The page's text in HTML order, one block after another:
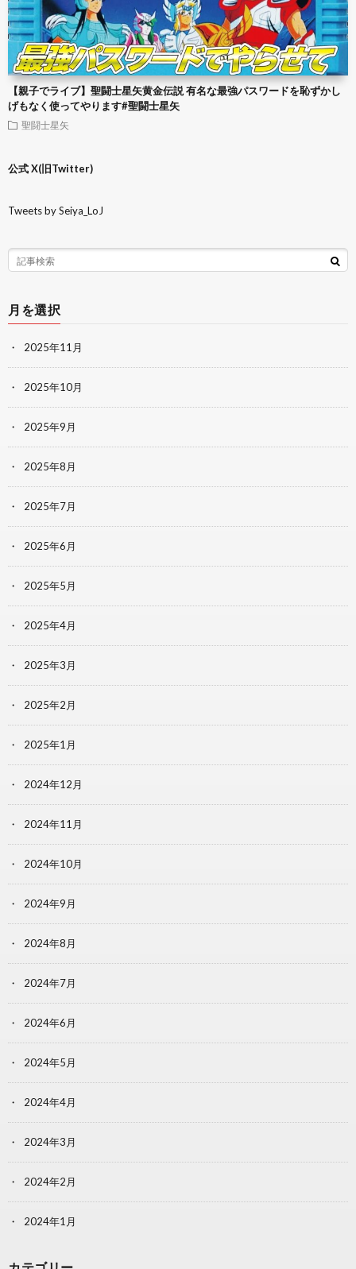
【親子でライブ】聖闘士星矢黄金伝説 有名な最強パスワードを恥ずかし
げもなく使ってやります#聖闘士星矢
聖闘士星矢
公式 X(旧Twitter)
Tweets by Seiya_LoJ
月を選択
2025年11月
2025年10月
2025年9月
2025年8月
2025年7月
2025年6月
2025年5月
2025年4月
2025年3月
2025年2月
2025年1月
2024年12月
2024年11月
2024年10月
2024年9月
2024年8月
2024年7月
2024年6月
2024年5月
2024年4月
2024年3月
2024年2月
2024年1月